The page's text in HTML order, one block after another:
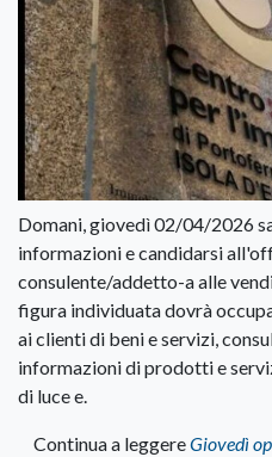
Domani, giovedì 02/04/2026
informazioni e candidarsi
consulente/addetto-a alle
figura individuata dovrà
ai clienti di beni e servizi,
informazioni di prodotti e
di luce e.
Continua a leggereGiovedì